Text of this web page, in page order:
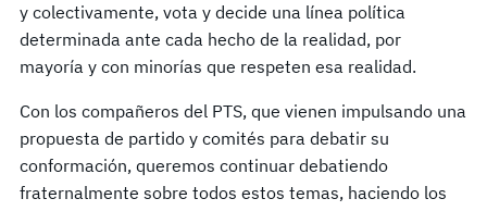
y colectivamente, vota y decide una línea política
determinada ante cada hecho de la realidad, por
mayoría y con minorías que respeten esa realidad.
Con los compañeros del PTS, que vienen impulsando una
propuesta de partido y comités para debatir su
conformación, queremos continuar debatiendo
fraternalmente sobre todos estos temas, haciendo los